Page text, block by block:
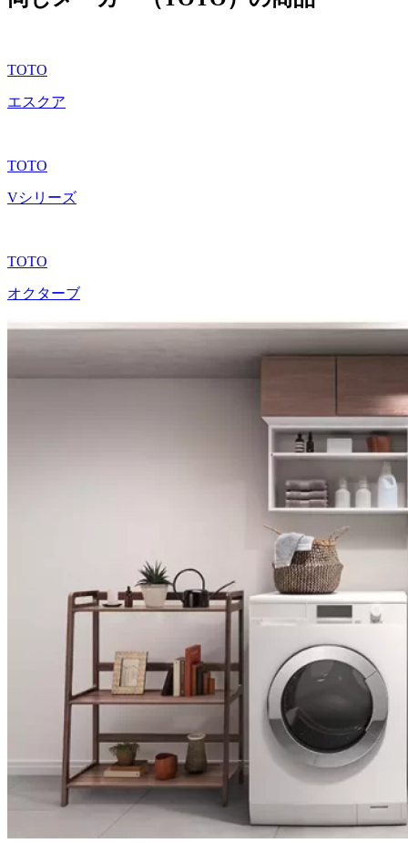
TOTO
エスクア
TOTO
Vシリーズ
TOTO
オクターブ